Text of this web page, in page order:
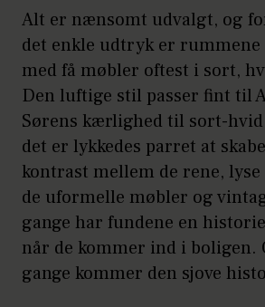
Alt er nænsomt udvalgt, og
det enkle udtryk er
med få møbler oftest i sort,
Den luftige stil passer fint til
Sørens kærlighed til sort-
det er lykkedes parret at
kontrast mellem de rene,
de uformelle møbler og
gange har fundene en
når de kommer ind i boligen.
gange kommer den sjove